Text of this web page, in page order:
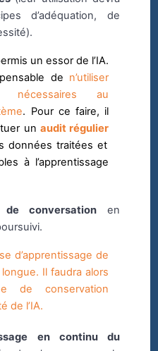
d’adéquation, de
un essor de l’IA.
de n’utiliser
au
. Pour ce faire, il
un audit régulier
données traitées et
à l’apprentissage
de conversationen
d’apprentissage de
longue. Il faudra alors
de conservation
de l’IA.
en continu du